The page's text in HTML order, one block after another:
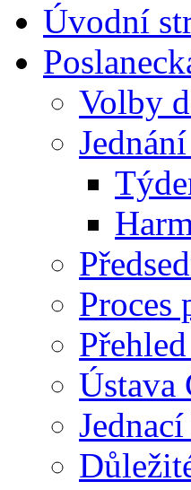
Úvodní
Volby
Proces
Ústava